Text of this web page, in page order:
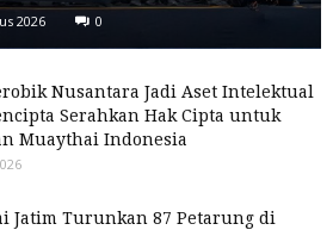
2026 0
Nusantara Jadi Aset Intelektual
Serahkan Hak Cipta untuk
Muaythai Indonesia
Jatim Turunkan 87 Petarung di